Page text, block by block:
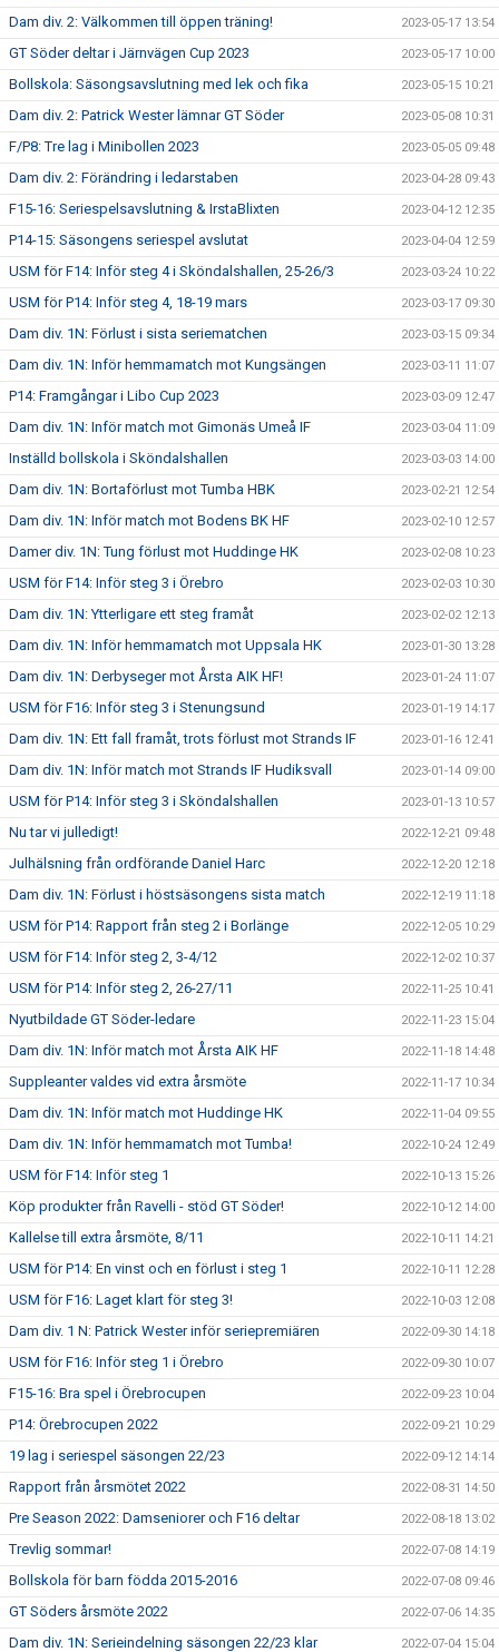
Dam div. 2: Välkommen till öppen träning! 2023-05-17 13:54
GT Söder deltar i Järnvägen Cup 2023 2023-05-17 10:00
Bollskola: Säsongsavslutning med lek och fika 2023-05-15 10:21
Dam div. 2: Patrick Wester lämnar GT Söder 2023-05-08 10:31
F/P8: Tre lag i Minibollen 2023 2023-05-05 09:48
Dam div. 2: Förändring i ledarstaben 2023-04-28 09:43
F15-16: Seriespelsavslutning & IrstaBlixten 2023-04-12 12:35
P14-15: Säsongens seriespel avslutat 2023-04-04 12:59
USM för F14: Inför steg 4 i Sköndalshallen, 25-26/3 2023-03-24 10:22
USM för P14: Inför steg 4, 18-19 mars 2023-03-17 09:30
Dam div. 1N: Förlust i sista seriematchen 2023-03-15 09:34
Dam div. 1N: Inför hemmamatch mot Kungsängen 2023-03-11 11:07
P14: Framgångar i Libo Cup 2023 2023-03-09 12:47
Dam div. 1N: Inför match mot Gimonäs Umeå IF 2023-03-04 11:09
Inställd bollskola i Sköndalshallen 2023-03-03 14:00
Dam div. 1N: Bortaförlust mot Tumba HBK 2023-02-21 12:54
Dam div. 1N: Inför match mot Bodens BK HF 2023-02-10 12:57
Damer div. 1N: Tung förlust mot Huddinge HK 2023-02-08 10:23
USM för F14: Inför steg 3 i Örebro 2023-02-03 10:30
Dam div. 1N: Ytterligare ett steg framåt 2023-02-02 12:13
Dam div. 1N: Inför hemmamatch mot Uppsala HK 2023-01-30 13:28
Dam div. 1N: Derbyseger mot Årsta AIK HF! 2023-01-24 11:07
USM för F16: Inför steg 3 i Stenungsund 2023-01-19 14:17
Dam div. 1N: Ett fall framåt, trots förlust mot Strands IF 2023-01-16 12:41
Dam div. 1N: Inför match mot Strands IF Hudiksvall 2023-01-14 09:00
USM för P14: Inför steg 3 i Sköndalshallen 2023-01-13 10:57
Nu tar vi julledigt! 2022-12-21 09:48
Julhälsning från ordförande Daniel Harc 2022-12-20 12:18
Dam div. 1N: Förlust i höstsäsongens sista match 2022-12-19 11:18
USM för P14: Rapport från steg 2 i Borlänge 2022-12-05 10:29
USM för F14: Inför steg 2, 3-4/12 2022-12-02 10:37
USM för P14: Inför steg 2, 26-27/11 2022-11-25 10:41
Nyutbildade GT Söder-ledare 2022-11-23 15:04
Dam div. 1N: Inför match mot Årsta AIK HF 2022-11-18 14:48
Suppleanter valdes vid extra årsmöte 2022-11-17 10:34
Dam div. 1N: Inför match mot Huddinge HK 2022-11-04 09:55
Dam div. 1N: Inför hemmamatch mot Tumba! 2022-10-24 12:49
USM för F14: Inför steg 1 2022-10-13 15:26
Köp produkter från Ravelli - stöd GT Söder! 2022-10-12 14:00
Kallelse till extra årsmöte, 8/11 2022-10-11 14:21
USM för P14: En vinst och en förlust i steg 1 2022-10-11 12:28
USM för F16: Laget klart för steg 3! 2022-10-03 12:08
Dam div. 1 N: Patrick Wester inför seriepremiären 2022-09-30 14:18
USM för F16: Inför steg 1 i Örebro 2022-09-30 10:07
F15-16: Bra spel i Örebrocupen 2022-09-23 10:04
P14: Örebrocupen 2022 2022-09-21 10:29
19 lag i seriespel säsongen 22/23 2022-09-12 14:14
Rapport från årsmötet 2022 2022-08-31 14:50
Pre Season 2022: Damseniorer och F16 deltar 2022-08-18 13:02
Trevlig sommar! 2022-07-08 14:19
Bollskola för barn födda 2015-2016 2022-07-08 09:46
GT Söders årsmöte 2022 2022-07-06 14:35
Dam div. 1N: Serieindelning säsongen 22/23 klar 2022-07-04 15:04